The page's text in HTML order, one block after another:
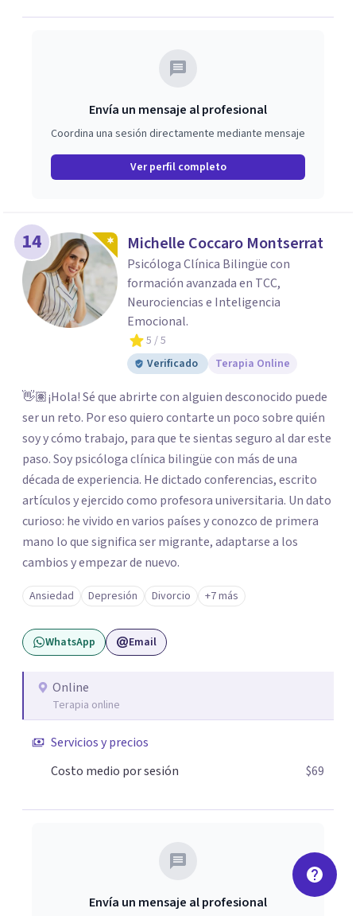
Envía un mensaje al profesional
Coordina una sesión directamente mediante mensaje
Ver perfil completo
14 Michelle Coccaro Montserrat
Psicóloga Clínica Bilingüe con
formación avanzada en TCC,
Neurociencias e Inteligencia
Emocional.
5 / 5
Verificado
Terapia Online
👋🏽¡Hola! Sé que abrirte con alguien desconocido puede
ser un reto. Por eso quiero contarte un poco sobre quién
soy y cómo trabajo, para que te sientas seguro al dar este
paso. Soy psicóloga clínica bilingüe con más de una
década de experiencia. He dictado conferencias, escrito
artículos y ejercido como profesora universitaria. Un dato
curioso: he vivido en varios países y conozco de primera
mano lo que significa ser migrante, adaptarse a los
cambios y empezar de nuevo.
Ansiedad Depresión Divorcio +7 más
WhatsApp Email
Online
Terapia online
Servicios y precios
Costo medio por sesión
$69
Envía un mensaje al profesional